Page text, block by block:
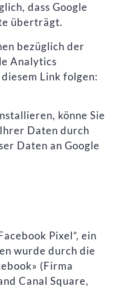
dass Google
überträgt.
bezüglich der
Analytics
Link folgen:
könne Sie
Daten durch
Daten an Google
Pixel”, ein
wurde durch die
(Firma
Canal Square,